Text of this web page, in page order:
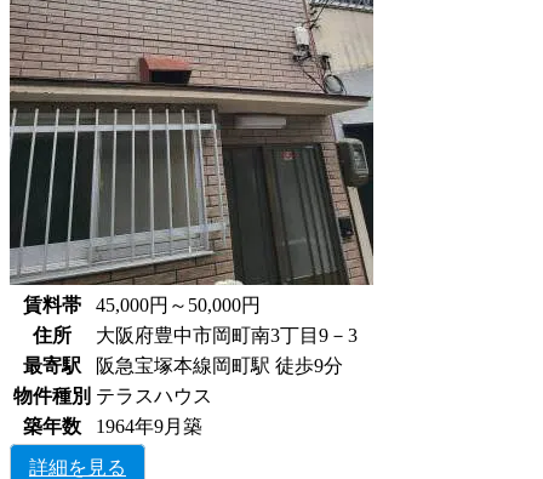
賃料帯
45,000円～50,000円
住所
大阪府豊中市岡町南3丁目9－3
最寄駅
阪急宝塚本線岡町駅 徒歩9分
物件種別 テラスハウス
築年数
1964年9月築
詳細を見る